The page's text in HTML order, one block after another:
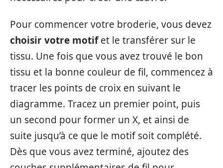
Pour commencer votre broderie, vous devez
choisir votre motifet le transférer sur le
tissu. Une fois que vous avez trouvé le bon
tissu et la bonne couleur de fil, commencez à
tracer les points de croix en suivant le
diagramme. Tracez un premier point, puis
un second pour former un X, et ainsi de
suite jusqu’à ce que le motif soit complété.
Dès que vous avez terminé, ajoutez des